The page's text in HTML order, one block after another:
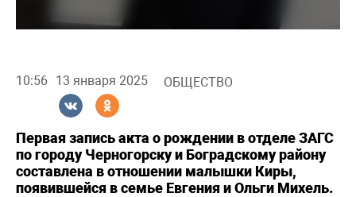
10:56 13 января 2025 ОБЩЕСТВО
Первая запись акта о рождении в отделе ЗАГС
по городу Черногорску и Боградскому району
составлена в отношении малышки Киры,
появившейся в семье Евгения и Ольги Михель.